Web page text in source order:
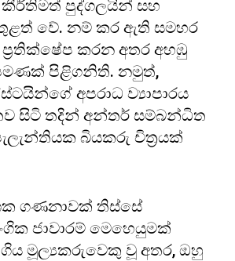
පුද්ගලයින් සහ
වේ. නම් කර ඇති සමහර
කරන අතර අහඹු
පිළිගනිති. නමුත්,
අපරාධ ව්‍යාපාරය
සිටි තදින් අන්තර් සම්බන්ධිත
බියකරු චිත්‍රයක්
ගණනාවක් තිස්සේ
ජාවාරම් මෙහෙයුමක්
මූල්‍යකරුවෙකු වූ අතර, ඔහු